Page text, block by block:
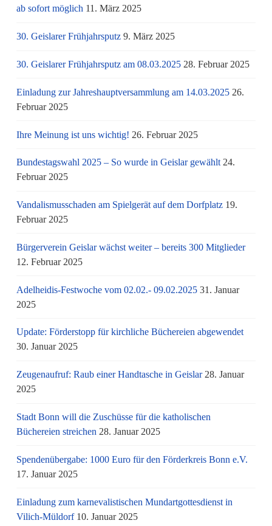
ab sofort möglich 11. März 2025
30. Geislarer Frühjahrsputz 9. März 2025
30. Geislarer Frühjahrsputz am 08.03.2025 28. Februar 2025
Einladung zur Jahreshauptversammlung am 14.03.2025 26.
Februar 2025
Ihre Meinung ist uns wichtig! 26. Februar 2025
Bundestagswahl 2025 – So wurde in Geislar gewählt 24.
Februar 2025
Vandalismusschaden am Spielgerät auf dem Dorfplatz 19.
Februar 2025
Bürgerverein Geislar wächst weiter – bereits 300 Mitglieder
12. Februar 2025
Adelheidis-Festwoche vom 02.02.- 09.02.2025 31. Januar
2025
Update: Förderstopp für kirchliche Büchereien abgewendet
30. Januar 2025
Zeugenaufruf: Raub einer Handtasche in Geislar 28. Januar
2025
Stadt Bonn will die Zuschüsse für die katholischen
Büchereien streichen 28. Januar 2025
Spendenübergabe: 1000 Euro für den Förderkreis Bonn e.V.
17. Januar 2025
Einladung zum karnevalistischen Mundartgottesdienst in
Vilich-Müldorf 10. Januar 2025